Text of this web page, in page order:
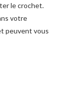
le crochet.
votre
peuvent vous